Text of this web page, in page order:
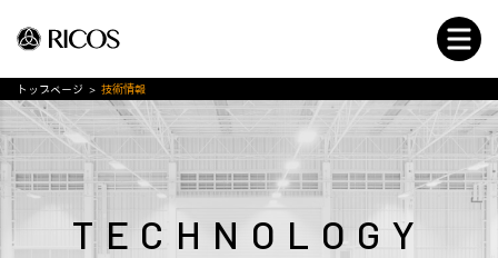
トップページ > 技術情報
TECHNOLOGY